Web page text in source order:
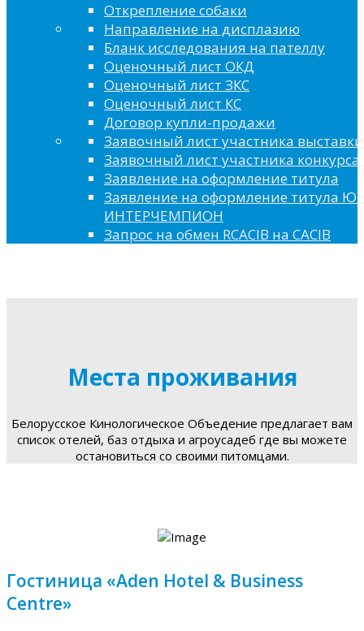
Открепление собаки
Направление на дисплазию
Бланк исследования на пателлу
Оценочный лист ОКД
Оценочный лист ЗКС
Оценочный лист КС
Договор купли-продажи
Заявочный лист участника выставки
Заявочный лист участника конкурса
Заявление на оформление титула
Заявление на оформление титула
ИНТЕРЧЕМПИОН
Запрос на обмен RCACIB на CACIB
Места проживания
Белорусское Кинологическое Объедение предлагает вам
список отелей, баз отдыха и агроусадеб где вы можете
остановиться со своими питомцами.
Гостиница «Aden Hotel & Business
Centre»